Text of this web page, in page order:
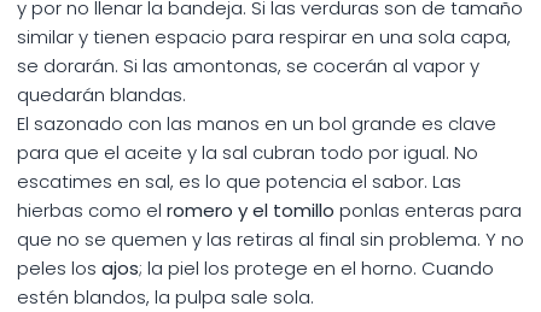
y por no llenar la bandeja. Si las verduras son de tamaño
similar y tienen espacio para respirar en una sola capa,
se dorarán. Si las amontonas, se cocerán al vapor y
quedarán blandas.
El sazonado con las manos en un bol grande es clave
para que el aceite y la sal cubran todo por igual. No
escatimes en sal, es lo que potencia el sabor. Las
hierbas como el romero y el tomillo ponlas enteras para
que no se quemen y las retiras al final sin problema. Y no
peles los ajos; la piel los protege en el horno. Cuando
estén blandos, la pulpa sale sola.